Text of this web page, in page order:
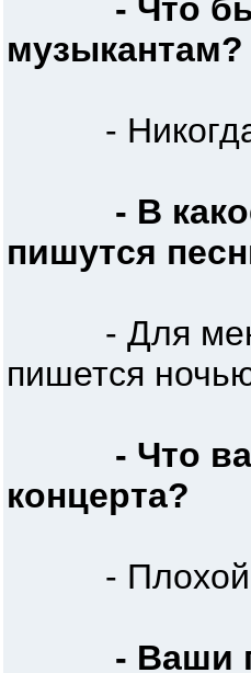
- Что
музыкантам?
- Никогда
- В
пишутся
- Для меня
пишется
- Что
концерта?
- Плохой
- Ваши